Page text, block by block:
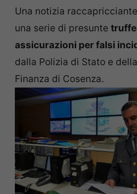
Una notizia
una serie di presunte truffe
assicurazioni per falsi
dalla Polizia di Stato e
Finanza di Cosenza.